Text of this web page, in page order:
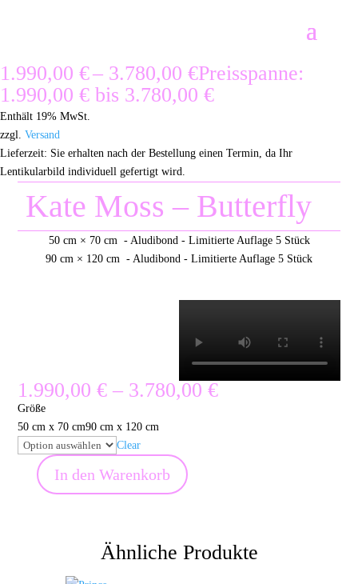
1.990,00 €– 3.780,00 €Preisspanne:
1.990,00 € bis 3.780,00 €
Enthält 19% MwSt.
zzgl. Versand
Lieferzeit: Sie erhalten nach der Bestellung einen Termin, da Ihr
Lentikularbild individuell gefertigt wird.
Kate Moss – Butterfly
50 cm × 70 cm - Aludibond - Limitierte Auflage 5 Stück
90 cm × 120 cm - Aludibond - Limitierte Auflage 5 Stück
1.990,00€ – 3.780,00€Preisspanne:
Größe
50 cm x 70 cm90 cm x 120 cm
Clear
In den Warenkorb
Ähnliche Produkte